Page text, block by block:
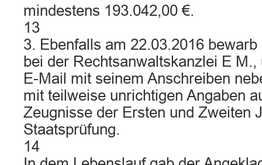
mindestens 193.042,00 €.
13
3. Ebenfalls am 22.03.2016
bei der Rechtsanwaltskanzlei E
E-Mail mit seinem Anschreiben
mit teilweise unrichtigen Angaben
Zeugnisse der Ersten und Zweiten
Staatsprüfung.
14